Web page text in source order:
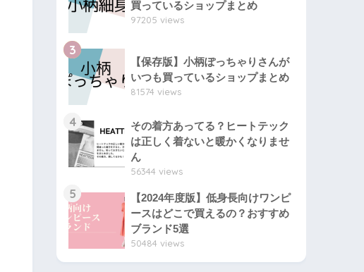
買っているショップまとめ
97205 views
3
【保存版】小柄ぽっちゃりさんが
いつも買っているショップまとめ
81574 views
4
その着方あってる？ヒートテック
は正しく着ないと暖かくなりませ
ん
56344 views
5
【2024年度版】低身長向けワンピ
ースはどこで買えるの？おすすめ
ブランド5選
50484 views